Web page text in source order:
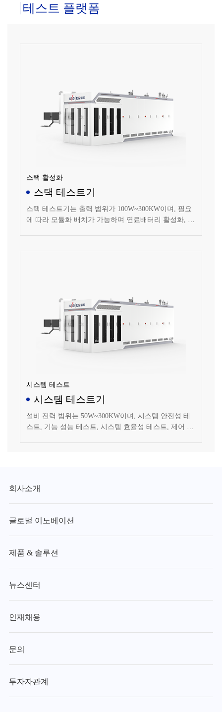
테스트 플랫폼
스택 활성화
스택 테스트기
스택 테스트기는 출력 범위가 100W~300KW이며, 필요
에 따라 모듈화 배치가 가능하며 연료배터리 활성화, 성
시스템 테스트
시스템 테스트기
설비 전력 범위는 50W~300KW이며, 시스템 안전성 테
스트, 기능 성능 테스트, 시스템 효율성 테스트, 제어 전
회사소개
글로벌 이노베이션
제품 & 솔루션
뉴스센터
인재채용
문의
투자자관계